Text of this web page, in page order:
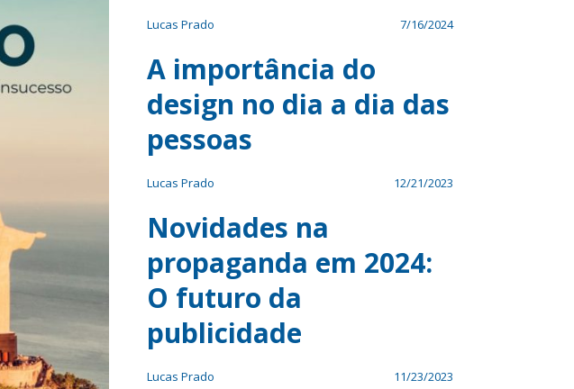
Lucas Prado 7/16/2024
A importância do
design no dia a dia das
pessoas
Lucas Prado 12/21/2023
Novidades na
propaganda em 2024:
O futuro da
publicidade
Lucas Prado 11/23/2023